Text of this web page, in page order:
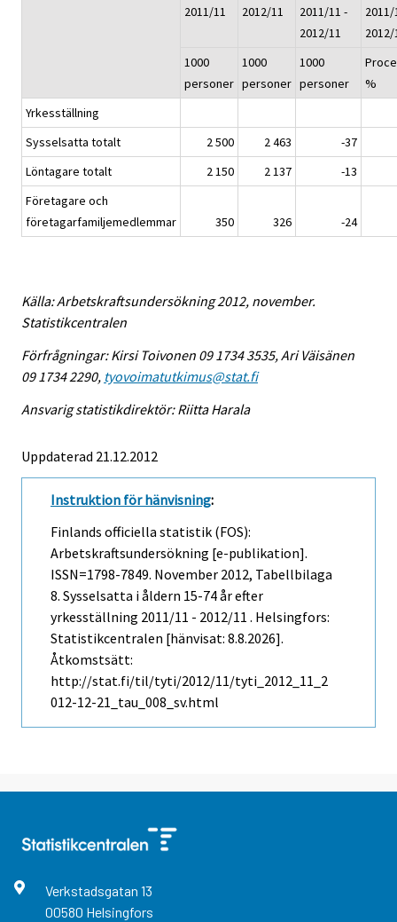
2011/11
2012/11
2011/11 -
2012/11
2011/
2012/
1000
personer
1000
personer
1000
personer
%
Yrkesställning
Sysselsatta totalt
2 500 2 463
-37
Löntagare totalt
2 150 2 137
-13
Företagare och
företagarfamiljemedlemmar
350 326 -24
Källa: Arbetskraftsundersökning 2012, november.
Statistikcentralen
Förfrågningar: Kirsi Toivonen 09 1734 3535, Ari Väisänen
09 1734 2290, tyovoimatutkimus@stat.fi
Ansvarig statistikdirektör: Riitta Harala
Uppdaterad 21.12.2012
Instruktion för hänvisning:
Finlands officiella statistik (FOS):
Arbetskraftsundersökning [e-publikation].
ISSN=1798-7849. November 2012, Tabellbilaga
8. Sysselsatta i åldern 15-74 år efter
yrkesställning 2011/11 - 2012/11 . Helsingfors:
Statistikcentralen [hänvisat: 8.8.2026].
Åtkomstsätt:
http://stat.fi/til/tyti/2012/11/tyti_2012_11_2
012-12-21_tau_008_sv.html
Verkstadsgatan 13
00580 Helsingfors